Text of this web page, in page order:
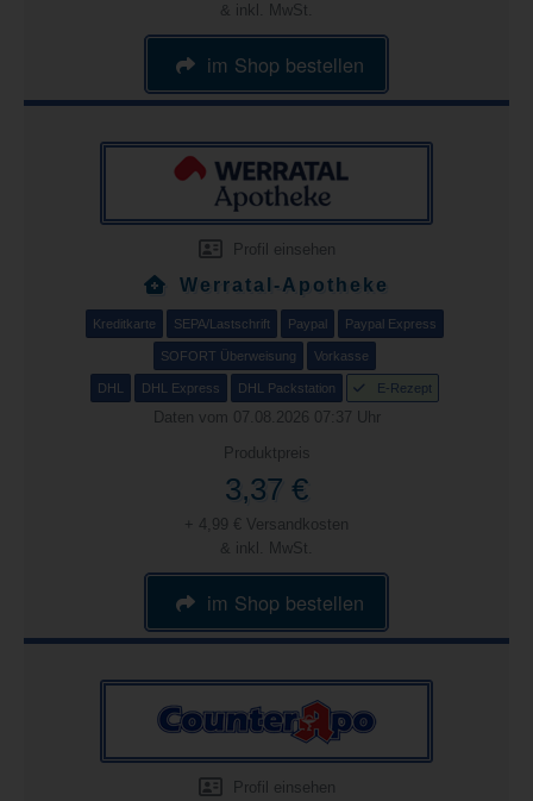
& inkl. MwSt.
im Shop bestellen
Profil einsehen
Werratal-Apotheke
Kreditkarte SEPA/Lastschrift Paypal Paypal Express
SOFORT Überweisung Vorkasse
DHL DHL Express DHL Packstation E-Rezept
Daten vom 07.08.2026 07:37 Uhr
Produktpreis
3,37 €
+ 4,99 € Versandkosten
& inkl. MwSt.
im Shop bestellen
Profil einsehen